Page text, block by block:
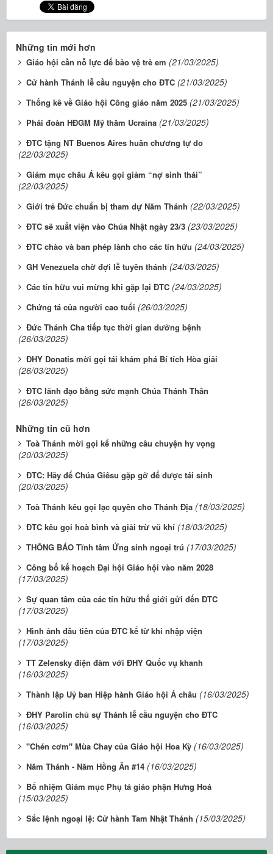
Những tin mới hơn
Giáo hội cần nỗ lực để bảo vệ trẻ em (21/03/2025)
Cử hành Thánh lễ cầu nguyện cho ĐTC (21/03/2025)
Thống kê về Giáo hội Công giáo năm 2025 (21/03/2025)
Phái đoàn HĐGM Mỹ thăm Ucraina (21/03/2025)
ĐTC tặng NT Buenos Aires huân chương tự do
(22/03/2025)
Giám mục châu Á kêu gọi giảm “nợ sinh thái”
(22/03/2025)
Giới trẻ Đức chuẩn bị tham dự Năm Thánh (22/03/2025)
ĐTC sẽ xuất viện vào Chúa Nhật ngày 23/3 (23/03/2025)
ĐTC chào và ban phép lành cho các tín hữu (24/03/2025)
GH Venezuela chờ đợi lễ tuyên thánh (24/03/2025)
Các tín hữu vui mừng khi gặp lại ĐTC (24/03/2025)
Chứng tá của người cao tuổi (26/03/2025)
Đức Thánh Cha tiếp tục thời gian dưỡng bệnh
(26/03/2025)
ĐHY Donatis mời gọi tái khám phá Bí tích Hòa giải
(26/03/2025)
ĐTC lãnh đạo bằng sức mạnh Chúa Thánh Thần
(26/03/2025)
Những tin cũ hơn
Toà Thánh mời gọi kể những câu chuyện hy vọng
(20/03/2025)
ĐTC: Hãy để Chúa Giêsu gặp gỡ để được tái sinh
(20/03/2025)
Toà Thánh kêu gọi lạc quyên cho Thánh Địa (18/03/2025)
ĐTC kêu gọi hoà bình và giải trừ vũ khí (18/03/2025)
THÔNG BÁO Tĩnh tâm Ứng sinh ngoại trú (17/03/2025)
Công bố kế hoạch Đại hội Giáo hội vào năm 2028
(17/03/2025)
Sự quan tâm của các tín hữu thế giới gửi đến ĐTC
(17/03/2025)
Hình ảnh đầu tiên của ĐTC kể từ khi nhập viện
(17/03/2025)
TT Zelensky điện đàm với ĐHY Quốc vụ khanh
(16/03/2025)
Thành lập Uỷ ban Hiệp hành Giáo hội Á châu (16/03/2025)
ĐHY Parolin chủ sự Thánh lễ cầu nguyện cho ĐTC
(16/03/2025)
"Chén cơm" Mùa Chay của Giáo hội Hoa Kỳ (16/03/2025)
Năm Thánh - Năm Hồng Ân #14 (16/03/2025)
Bổ nhiệm Giám mục Phụ tá giáo phận Hưng Hoá
(15/03/2025)
Sắc lệnh ngoại lệ: Cử hành Tam Nhật Thánh (15/03/2025)